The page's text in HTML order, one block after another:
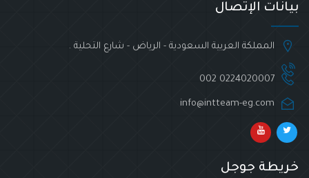
بيانات الإتصال
المملكة العربية السعودية - الرياض - شارع التحلية .
002 0224020007
info@intteam-eg.com
خريطة جوجل